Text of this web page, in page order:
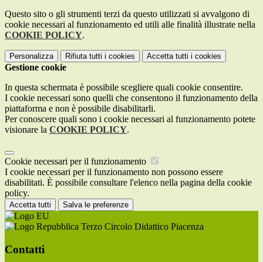
Questo sito o gli strumenti terzi da questo utilizzati si avvalgono di
cookie necessari al funzionamento ed utili alle finalità illustrate nella
COOKIE POLICY.
Personalizza Rifiuta tutti i cookies Accetta tutti i cookies
Gestione cookie
In questa schermata è possibile scegliere quali cookie consentire.
I cookie necessari sono quelli che consentono il funzionamento della
piattaforma e non è possibile disabilitarli.
Per conoscere quali sono i cookie necessari al funzionamento potete
visionare la COOKIE POLICY.
Cookie necessari per il funzionamento
I cookie necessari per il funzionamento non possono essere
disabilitati. È possibile consultare l'elenco nella pagina della cookie
policy.
Accetta tutti Salva le preferenze
Terzo Circolo Didattico Piacenza
Contatti